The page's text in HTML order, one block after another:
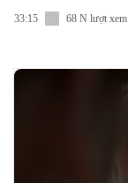
33:15 68 N lượt xem